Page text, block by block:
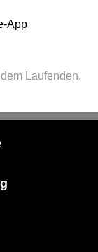
App
Laufenden.